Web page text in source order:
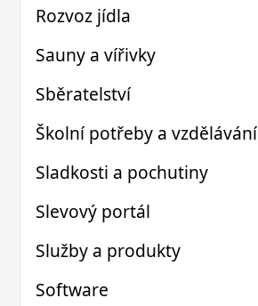
Rozvoz jídla
Sauny a vířivky
Sběratelství
Školní potřeby a vzdělávání
Sladkosti a pochutiny
Slevový portál
Služby a produkty
Software